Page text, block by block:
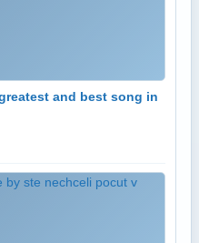
and best song in